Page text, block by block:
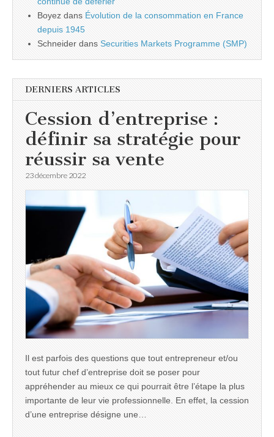
Boyez dans Évolution de la consommation en France
depuis 1945
Schneider dans Securities Markets Programme (SMP)
DERNIERS ARTICLES
Cession d’entreprise :
définir sa stratégie pour
réussir sa vente
23 décembre 2022
Il est parfois des questions que tout entrepreneur et/ou
tout futur chef d’entreprise doit se poser pour
appréhender au mieux ce qui pourrait être l’étape la plus
importante de leur vie professionnelle. En effet, la cession
d’une entreprise désigne une…